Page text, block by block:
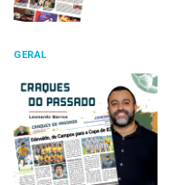
GERAL